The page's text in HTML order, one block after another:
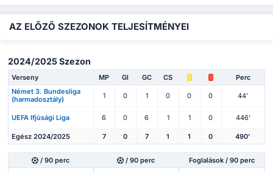
AZ ELŐZŐ SZEZONOK TELJESÍTMÉNYEI
2024/2025 Szezon
Verseny MP Gl GC CS
Perc
Német 3. Bundesliga
(harmadosztály)
1 0 1 0 0 0 44'
UEFA Ifjúsági Liga 6 0 6 1 1 0 446'
Egész 2024/2025 7 0 7 1 1 0 490'
/ 90 perc / 90 perc Foglalások / 90 perc